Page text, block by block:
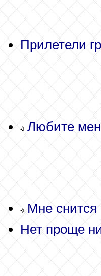
Прилетели
Любите
Мне снится
Нет проще